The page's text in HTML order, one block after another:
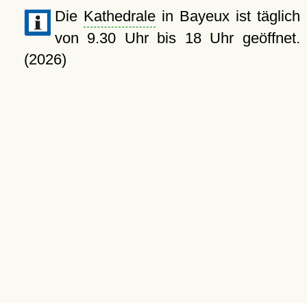
Die Kathedralein Bayeux ist täglich
von 9.30 Uhr bis 18 Uhr geöffnet.
(2026)